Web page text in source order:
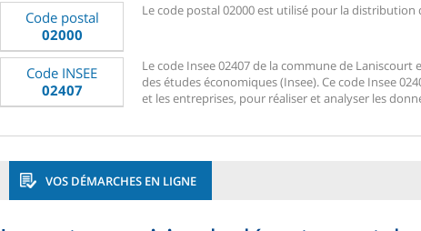
Code postal
02000
Le code postal 02000 est utilisé pour la
Code INSEE
02407
Le code Insee 02407 de la commune de
des études économiques (Insee). Ce code Insee
et les entreprises, pour réaliser et analyser les
VOS DÉMARCHES EN LIGNE